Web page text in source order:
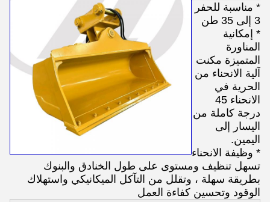
* مناسبة للحفر
3 إلى 35 طن
* إمكانية
المناورة
المتميزة مكنت
آلية الانحناء من
الحرية في
الانحناء 45
درجة كاملة من
اليسار إلى
اليمين.
* وظيفة الانحناء
تسهل تنظيف ومستوى على طول الخنادق والبنوك
بطريقة سهلة ، وتقلل من التآكل الميكانيكي واستهلاك
الوقود وتحسين كفاءة العمل